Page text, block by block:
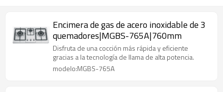
Encimera de gas de acero inoxidable de 3
quemadores|MGBS-765A|760mm
Disfruta de una cocción más rápida y eficiente
gracias a la tecnología de llama de alta potencia.
modelo:MGBS-765A